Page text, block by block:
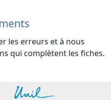
les erreurs et à nous
qui complètent les fiches.